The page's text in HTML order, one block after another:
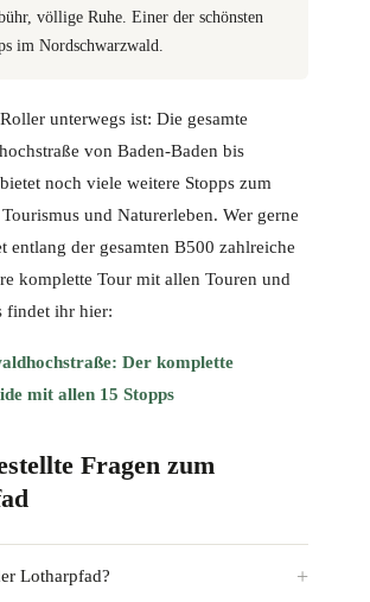
völlige Ruhe. Einer der schönsten
im Nordschwarzwald.
unterwegs ist: Die gesamte
von Baden-Baden bis
noch viele weitere Stopps zum
und Naturerleben. Wer gerne
entlang der gesamten B500 zahlreiche
komplette Tour mit allen Touren und
findet ihr hier:
Der komplette
mit allen 15 Stopps
Fragen zum
Lotharpfad?